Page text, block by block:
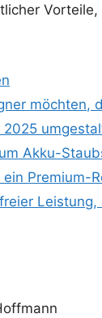
Vorteile,
möchten,
Akku-
ein Premium-
Leistung,